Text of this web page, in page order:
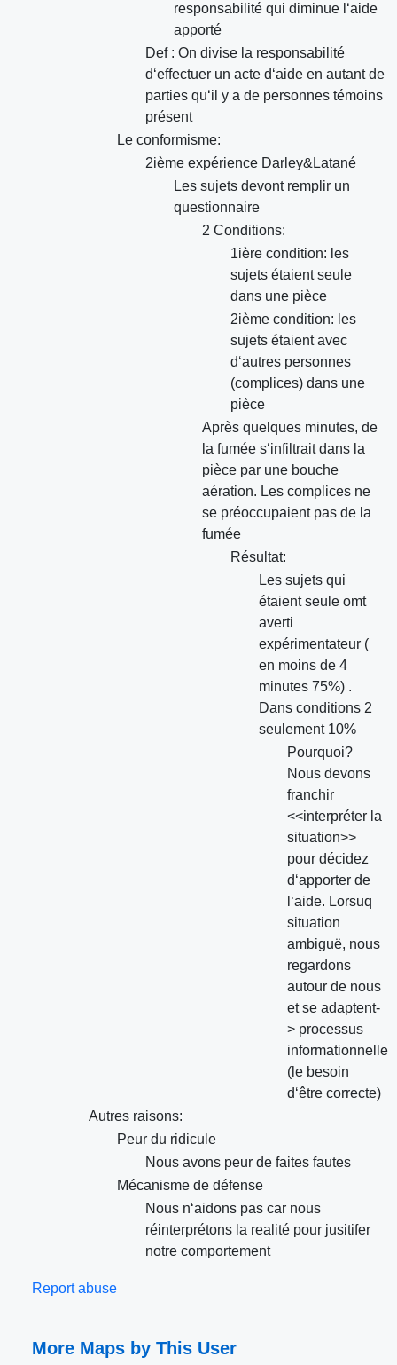
responsabilité qui diminue l‘aide
apporté
Def : On divise la responsabilité
d‘effectuer un acte d‘aide en autant de
parties qu‘il y a de personnes témoins
présent
Le conformisme:
2ième expérience Darley&Latané
Les sujets devont remplir un
questionnaire
2 Conditions:
1ière condition: les
sujets étaient seule
dans une pièce
2ième condition: les
sujets étaient avec
d‘autres personnes
(complices) dans une
pièce
Après quelques minutes, de
la fumée s‘infiltrait dans la
pièce par une bouche
aération. Les complices ne
se préoccupaient pas de la
fumée
Résultat:
Les sujets qui
étaient seule omt
averti
expérimentateur (
en moins de 4
minutes 75%) .
Dans conditions 2
seulement 10%
Pourquoi?
Nous devons
franchir
<<interpréter la
situation>>
pour décidez
d‘apporter de
l‘aide. Lorsuq
situation
ambiguë, nous
regardons
autour de nous
et se adaptent-
> processus
informationnelle
(le besoin
d‘être correcte)
Autres raisons:
Peur du ridicule
Nous avons peur de faites fautes
Mécanisme de défense
Nous n‘aidons pas car nous
réinterprétons la realité pour jusitifer
notre comportement
Report abuse
More Maps by This User